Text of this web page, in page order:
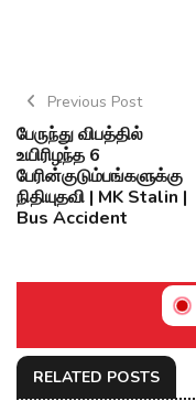
Previous Post
பேருந்து விபத்தில்
உயிரிழந்த 6
பேரின்குடும்பங்களுக்கு
நிதியுதவி | MK Stalin |
Bus Accident
RELATED POSTS